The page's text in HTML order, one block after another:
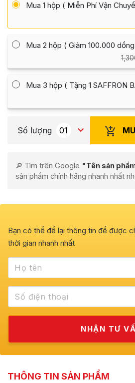
Mua 1 hộp ( Miễn Phí Vận
Mua 2 hộp ( Giảm 100.000
Mua 3 hộp ( Tặng 1 SAFFRON
Số lượng
🔎 Tìm trên Google "Tên sản
sản phẩm chính hãng nhanh nhất
Bạn có thể để lại thông tin để được
thời gian nhanh nhất
THÔNG TIN SẢN PHẨM